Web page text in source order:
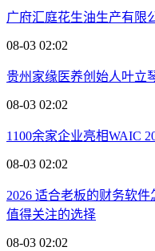
广府汇庭花生油生产有限
08-03 02:02
贵州家缘医养创始人叶立
08-03 02:02
1100余家企业亮相WAIC
08-03 02:02
2026 适合老板的财务软
值得关注的选择
08-03 02:02